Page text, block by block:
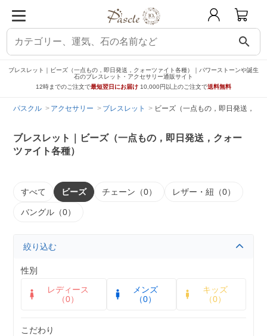
search
ブレスレット｜ビーズ（一点もの，即日発送，クォーツァイト各種）｜パワーストーンや誕生
石のブレスレット・アクセサリー通販サイト
12時までのご注文で最短翌日にお届け 10,000円以上のご注文で送料無料
パスクル アクセサリー ブレスレット ビーズ（一点もの，即日発送，ク
ブレスレット｜ビーズ（一点もの，即日発送，クォー
ツァイト各種）
すべて ビーズ チェーン（0） レザー・紐（0）
バングル（0）
絞り込む
性別
レディース
（0）
メンズ
（0）
キッズ
（0）
こだわり